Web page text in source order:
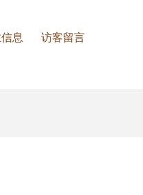
息 访客留言